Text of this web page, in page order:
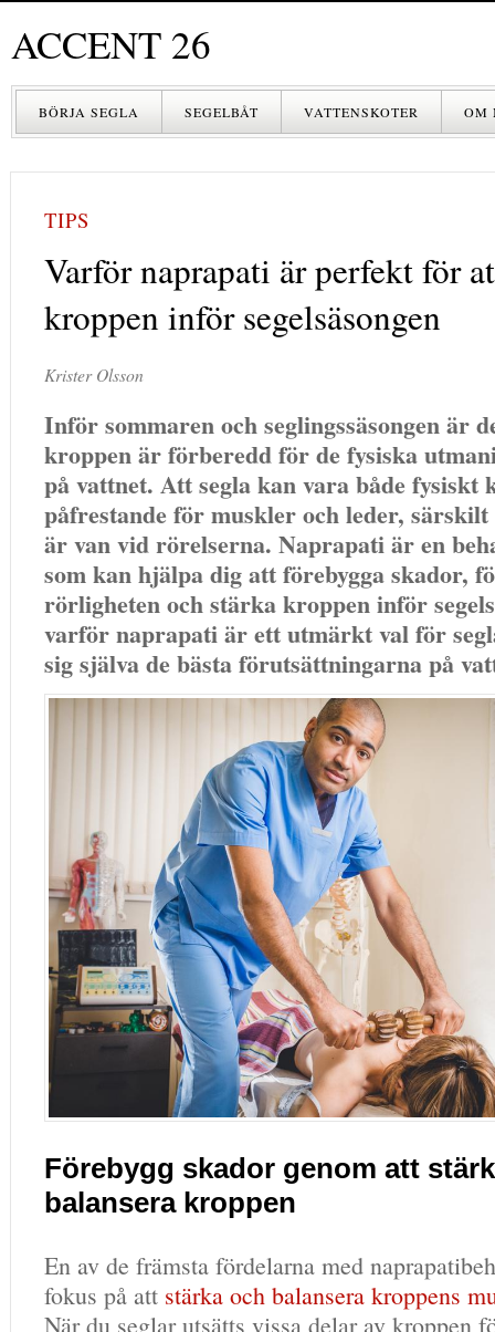
ACCENT 26
BÖRJA SEGLA SEGELBÅT VATTENSKOTER OM
TIPS
Varför naprapati är perfekt för
kroppen inför segelsäsongen
Krister Olsson
Inför sommaren och seglingssäsongen är
kroppen är förberedd för de fysiska
på vattnet. Att segla kan vara både fysiskt
påfrestande för muskler och leder,
är van vid rörelserna. Naprapati är en
som kan hjälpa dig att förebygga skador,
rörligheten och stärka kroppen inför
varför naprapati är ett utmärkt val för
sig själva de bästa förutsättningarna på
Förebygg skador genom att
balansera kroppen
En av de främsta fördelarna med
fokus på att stärka och balansera kroppens
När du seglar utsätts vissa delar av kroppen